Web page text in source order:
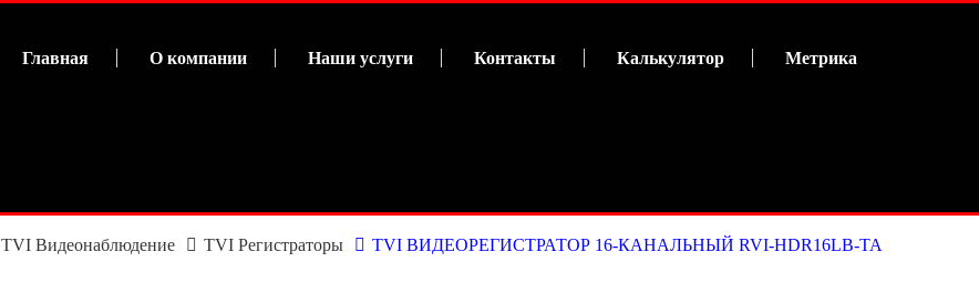
Главная О компании Наши услуги Контакты Калькулятор Метрика
TVI Видеонаблюдение TVI Регистраторы TVI ВИДЕОРЕГИСТРАТОР 16-КАНАЛЬНЫЙ RVI-HDR16LB-TA